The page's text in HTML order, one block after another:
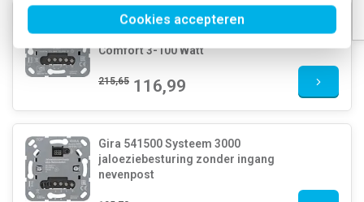
Cookies accepteren
Gira 540200 Systeem 3000 serie
tastdimmer universeel LED
Comfort 3-100 Watt
215,65 116,99
Gira 541500 Systeem 3000
jaloeziebesturing zonder ingang
nevenpost